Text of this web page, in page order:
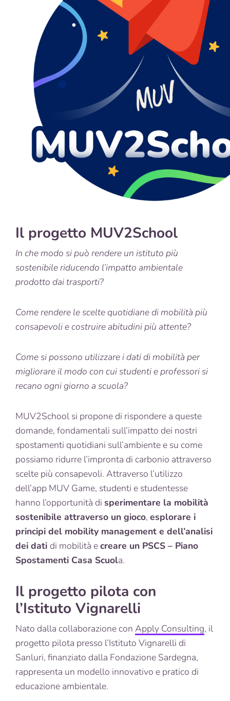
Il progetto MUV2School
In che modo si può rendere un istituto più
sostenibile riducendo l’impatto ambientale
prodotto dai trasporti?
Come rendere le scelte quotidiane di mobilità più
consapevoli e costruire abitudini più attente?
Come si possono utilizzare i dati di mobilità per
migliorare il modo con cui studenti e professori si
recano ogni giorno a scuola?
MUV2School si propone di rispondere a queste
domande, fondamentali sull’impatto dei nostri
spostamenti quotidiani sull’ambiente e su come
possiamo ridurre l’impronta di carbonio attraverso
scelte più consapevoli. Attraverso l’utilizzo
dell’app MUV Game, studenti e studentesse
hanno l’opportunità di sperimentare la mobilità
sostenibile attraverso un gioco, esplorare i
principi del mobility management e dell’analisi
dei dati di mobilità ecreare un PSCS – Piano
Spostamenti Casa Scuola.
Il progetto pilota con
l’Istituto Vignarelli
Nato dalla collaborazione con Apply Consulting, il
progetto pilota presso l’Istituto Vignarelli di
Sanluri, finanziato dalla Fondazione Sardegna,
rappresenta un modello innovativo e pratico di
educazione ambientale.